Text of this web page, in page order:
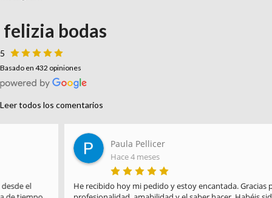
felizia bodas
5
Basado en 432 opiniones
Leer todos los comentarios
Paula Pellicer
Hace 4 meses
He recibido hoy mi pedido y estoy encantada. Gracias por la